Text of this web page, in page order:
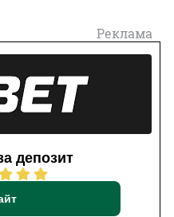
Реклама
депозит